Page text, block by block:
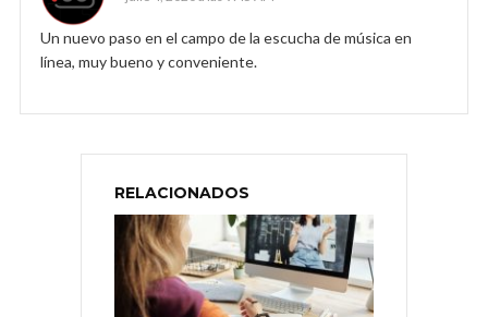
Un nuevo paso en el campo de la escucha de música en
línea, muy bueno y conveniente.
RELACIONADOS